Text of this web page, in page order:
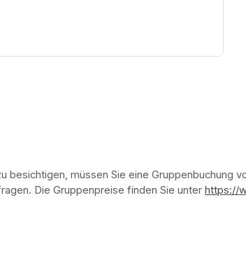
besichtigen, müssen Sie eine Gruppenbuchung
Die Gruppenpreise finden Sie unter https://